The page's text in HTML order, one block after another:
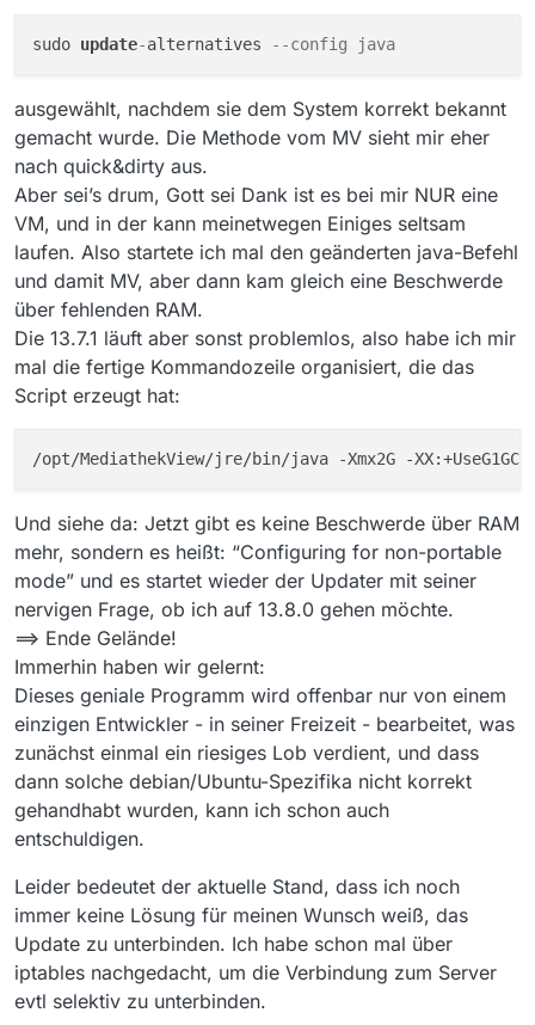
sudo update-alternatives --config java
ausgewählt, nachdem sie dem System korrekt bekannt
gemacht wurde. Die Methode vom MV sieht mir eher
nach quick&dirty aus.
Aber sei’s drum, Gott sei Dank ist es bei mir NUR eine
VM, und in der kann meinetwegen Einiges seltsam
laufen. Also startete ich mal den geänderten java-Befehl
und damit MV, aber dann kam gleich eine Beschwerde
über fehlenden RAM.
Die 13.7.1 läuft aber sonst problemlos, also habe ich mir
mal die fertige Kommandozeile organisiert, die das
Script erzeugt hat:
Und siehe da: Jetzt gibt es keine Beschwerde über RAM
mehr, sondern es heißt: “Configuring for non-portable
mode” und es startet wieder der Updater mit seiner
nervigen Frage, ob ich auf 13.8.0 gehen möchte.
==> Ende Gelände!
Immerhin haben wir gelernt:
Dieses geniale Programm wird offenbar nur von einem
einzigen Entwickler - in seiner Freizeit - bearbeitet, was
zunächst einmal ein riesiges Lob verdient, und dass
dann solche debian/Ubuntu-Spezifika nicht korrekt
gehandhabt wurden, kann ich schon auch
entschuldigen.
Leider bedeutet der aktuelle Stand, dass ich noch
immer keine Lösung für meinen Wunsch weiß, das
Update zu unterbinden. Ich habe schon mal über
iptables nachgedacht, um die Verbindung zum Server
evtl selektiv zu unterbinden.